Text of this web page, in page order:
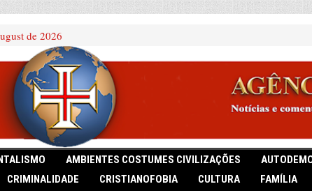
de 2026
AMBIENTES COSTUMES CIVILIZAÇÕES
CRIMINALIDADE CRISTIANOFOBIA CULTURA FAMÍLIA